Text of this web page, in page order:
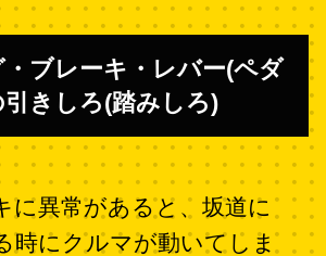
ブレーキ・レバー(ペダ
きしろ(踏みしろ)
に異常があると、坂道に
時にクルマが動いてしま